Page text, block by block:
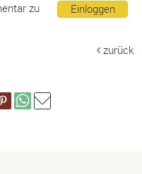
Einloggen
zu
zurück